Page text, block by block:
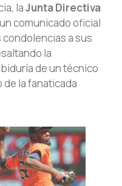
laJunta Directiva
comunicado oficial
a sus
la
de un técnico
la fanaticada